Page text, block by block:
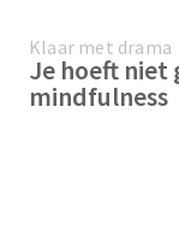
Klaar met drama
Je hoeft niet
mindfulness